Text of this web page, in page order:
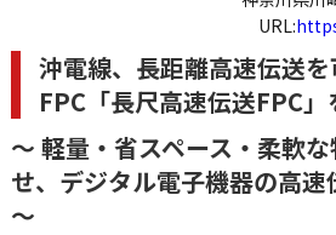
URL:
沖電線、長距離高速伝送
FPC「長尺高速伝送FPC」
～ 軽量・省スペース・柔軟
せ、デジタル電子機器の高速
～